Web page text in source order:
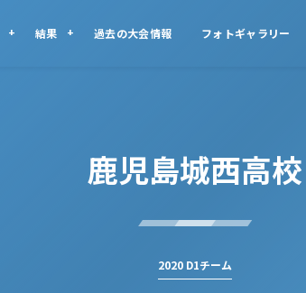
結果 過去の大会情報 フォトギャラリー
鹿児島城西高校
2020 D1チーム